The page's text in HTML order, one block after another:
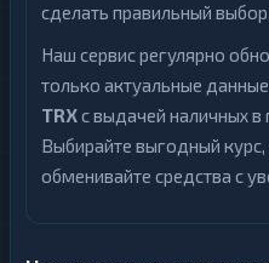
сделать правильный выбор.
Наш сервис регулярно
только актуальные
TRXс выдачей наличных в
Выбирайте выгодный
обменивайте средства с